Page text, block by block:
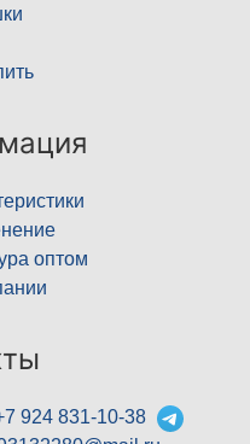
оптом
924 831-10-38